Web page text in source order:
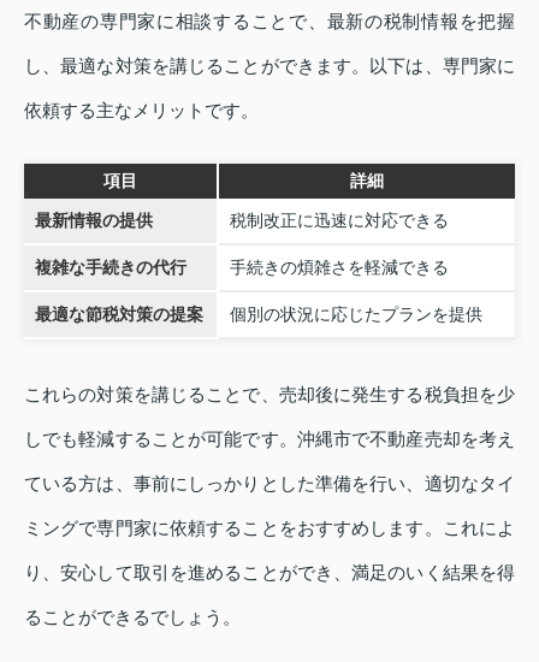
不動産の専門家に相談することで、最新の税制情報を把握
し、最適な対策を講じることができます。以下は、専門家に
依頼する主なメリットです。
項目 詳細
最新情報の提供 税制改正に迅速に対応できる
複雑な手続きの代行 手続きの煩雑さを軽減できる
最適な節税対策の提案 個別の状況に応じたプランを提供
これらの対策を講じることで、売却後に発生する税負担を少
しでも軽減することが可能です。沖縄市で不動産売却を考え
ている方は、事前にしっかりとした準備を行い、適切なタイ
ミングで専門家に依頼することをおすすめします。これによ
り、安心して取引を進めることができ、満足のいく結果を得
ることができるでしょう。